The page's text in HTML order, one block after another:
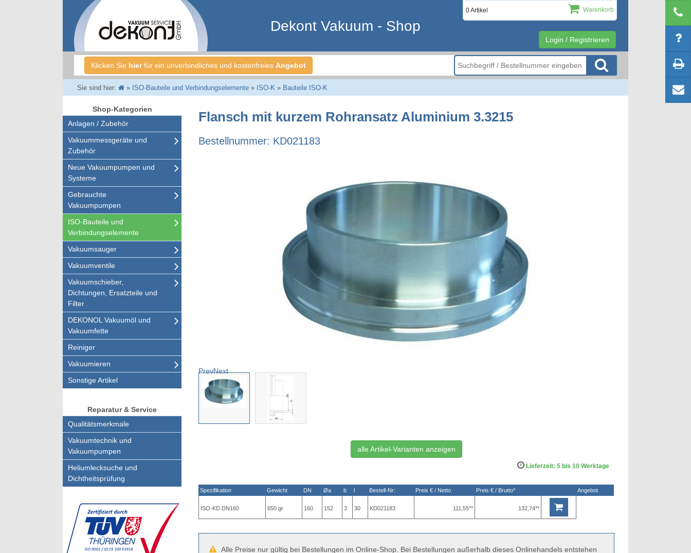
Login / Registrieren
0 Artikel Warenkorb
Dekont Vakuum - Shop
Klicken Sie hierfür ein unverbindliches und kostenfreies Angebot
Sie sind hier: » ISO-Bauteile und Verbindungselemente» ISO-K » Bauteile ISO-K
Shop-Kategorien
Anlagen / Zubehör
Vakuummessgeräte und
Zubehör
Neue Vakuumpumpen und
Systeme
Gebrauchte
Vakuumpumpen
ISO-Bauteile und
Verbindungselemente
Vakuumsauger
Vakuumventile
Vakuumschieber,
Dichtungen, Ersatzteile und
Filter
DEKONOL Vakuumöl und
Vakuumfette
Reiniger
Vakuumieren
Sonstige Artikel
Reparatur & Service
Qualitätsmerkmale
Vakuumtechnik und
Vakuumpumpen
Heliumlecksuche und
Dichtheitsprüfung
Flansch mit kurzem Rohransatz Aluminium 3.3215
Bestellnummer: KD021183
PrevNext
alle Artikel-Varianten anzeigen
Lieferzeit: 5 bis 10 Werktage
Spezifikation Gewicht DN Øa b Bestell-Nr: Preis € / Netto Preis € / Brutto* Angebot
ISO-KD DN160 650 gr 160 152 3 30 KD021183 111,55** 132,74**
Alle Preise nur gültig bei Bestellungen im Online-Shop. Bei Bestellungen außerhalb dieses Onlinehandels entstehen